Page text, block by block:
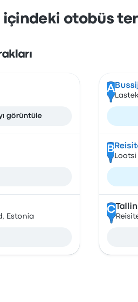
içindeki otobüs
görüntüle
Estonia
A
B
Lootsi
C